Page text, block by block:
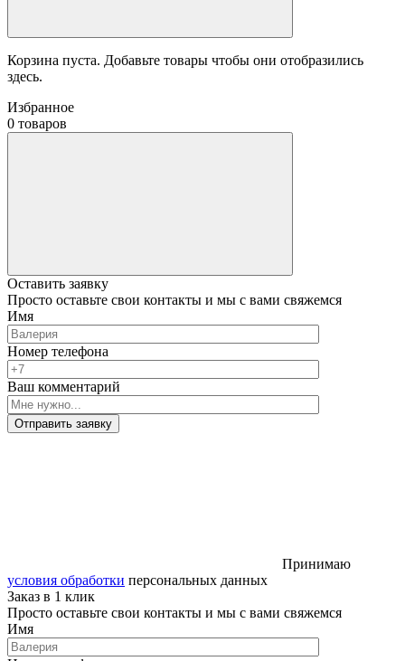
Корзина пуста. Добавьте товары чтобы они отобразились
здесь.
Избранное
0 товаров
Оставить заявку
Просто оставьте свои контакты и мы с вами свяжемся
Имя
Номер телефона
Ваш комментарий
Отправить заявку
Принимаю
условия обработки персональных данных
Заказ в 1 клик
Просто оставьте свои контакты и мы с вами свяжемся
Имя